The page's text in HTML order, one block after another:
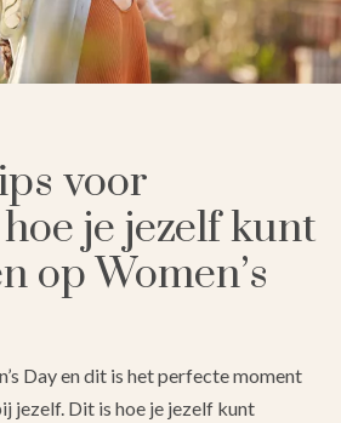
voor
je jezelf kunt
op Women’s
Day en dit is het perfecte moment
jezelf. Dit is hoe je jezelf kunt